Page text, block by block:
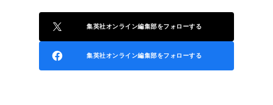
集英社オンライン編集部をフォローする
集英社オンライン編集部をフォローする